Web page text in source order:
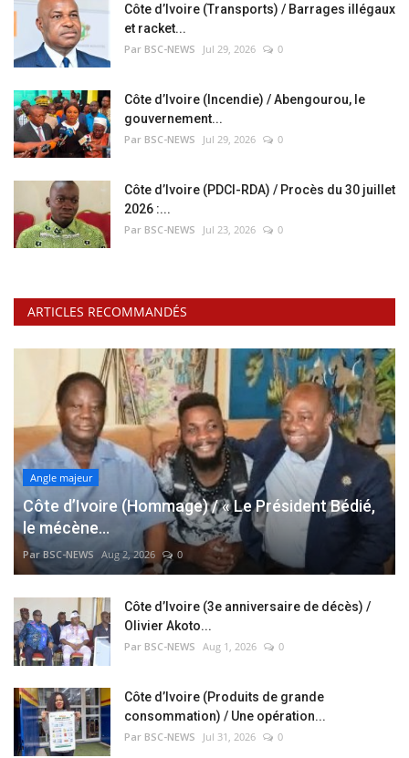
Côte d’Ivoire (Transports) / Barrages illégaux
et racket...
Par BSC-NEWS Jul 29, 2026 0
Côte d’Ivoire (Incendie) / Abengourou, le
gouvernement...
Par BSC-NEWS Jul 29, 2026 0
Côte d’Ivoire (PDCI-RDA) / Procès du 30 juillet
2026 :...
Par BSC-NEWS Jul 23, 2026 0
ARTICLES RECOMMANDÉS
Angle majeur
Côte d’Ivoire (Hommage) / « Le Président Bédié,
le mécène...
Par BSC-NEWS Aug 2, 2026 0
Côte d’Ivoire (3e anniversaire de décès) /
Olivier Akoto...
Par BSC-NEWS Aug 1, 2026 0
Côte d’Ivoire (Produits de grande
consommation) / Une opération...
Par BSC-NEWS Jul 31, 2026 0